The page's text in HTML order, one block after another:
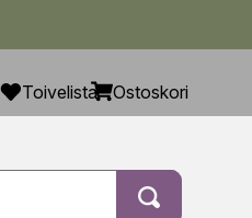
Toivelista Ostoskori